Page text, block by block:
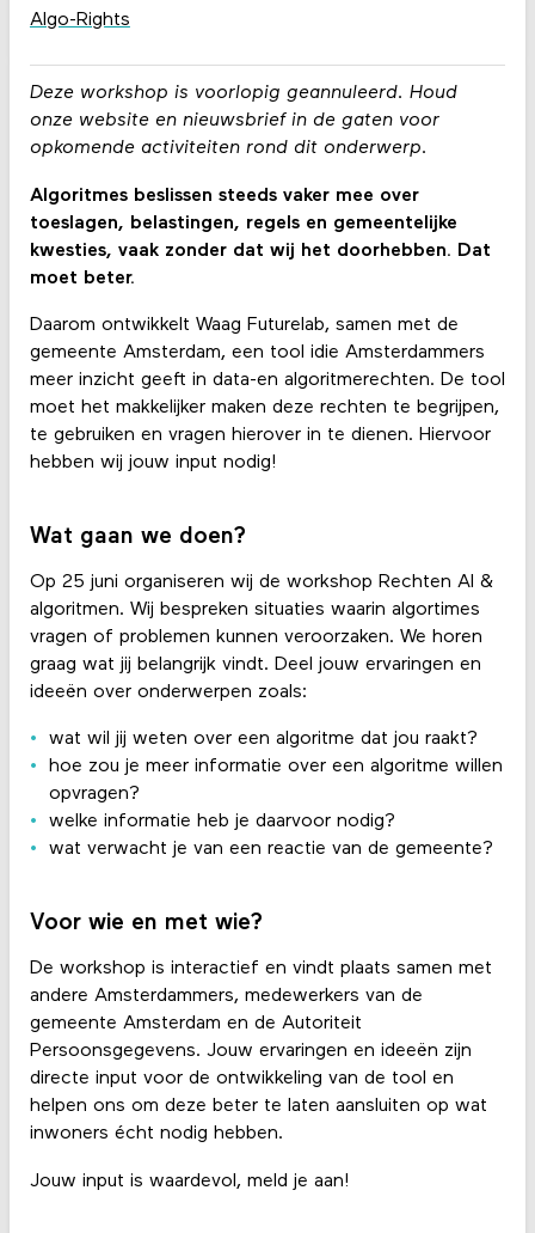
Deze workshop is voorlopig geannuleerd. Houd
onze website en nieuwsbrief in de gaten voor
opkomende activiteiten rond dit onderwerp.
Algoritmes beslissen steeds vaker mee over
toeslagen, belastingen, regels en gemeentelijke
kwesties, vaak zonder dat wij het doorhebben. Dat
moet beter.
Daarom ontwikkelt Waag Futurelab, samen met de
gemeente Amsterdam, een tool idie Amsterdammers
meer inzicht geeft in data-en algoritmerechten. De tool
moet het makkelijker maken deze rechten te begrijpen,
te gebruiken en vragen hierover in te dienen. Hiervoor
hebben wij jouw input nodig!
Wat gaan we doen?
Op 25 juni organiseren wij de workshop Rechten AI &
algoritmen. Wij bespreken situaties waarin algortimes
vragen of problemen kunnen veroorzaken. We horen
graag wat jij belangrijk vindt. Deel jouw ervaringen en
ideeën over onderwerpen zoals:
wat wil jij weten over een algoritme dat jou raakt?
hoe zou je meer informatie over een algoritme willen
opvragen?
welke informatie heb je daarvoor nodig?
wat verwacht je van een reactie van de gemeente?
Voor wie en met wie?
De workshop is interactief en vindt plaats samen met
andere Amsterdammers, medewerkers van de
gemeente Amsterdam en de Autoriteit
Persoonsgegevens. Jouw ervaringen en ideeën zijn
directe input voor de ontwikkeling van de tool en
helpen ons om deze beter te laten aansluiten op wat
inwoners écht nodig hebben.
Jouw input is waardevol, meld je aan!
Algo-Rights